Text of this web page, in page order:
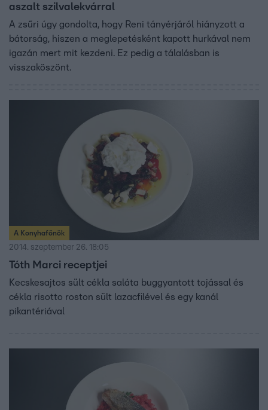
aszalt szilvalekvárral
A zsűri úgy gondolta, hogy Reni tányérjáról hiányzott a
bátorság, hiszen a meglepetésként kapott hurkával nem
igazán mert mit kezdeni. Ez pedig a tálalásban is
visszaköszönt.
A Konyhafőnök
2014. szeptember 26. 18:05
Tóth Marci receptjei
Kecskesajtos sült cékla saláta buggyantott tojással és
cékla risotto roston sült lazacfilével és egy kanál
pikantériával